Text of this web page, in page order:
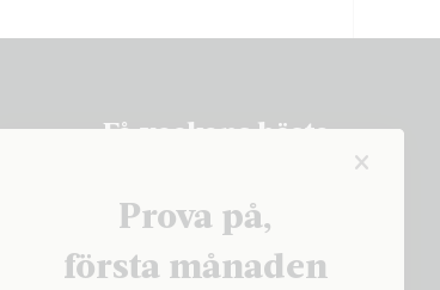
Prova på,
första månaden
Få veckans bästa
PRENUMERERA